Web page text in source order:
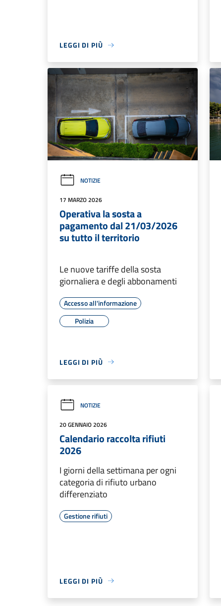
LEGGI DI PIÙ
NOTIZIE
17 MARZO 2026
Operativa la sosta a
pagamento dal 21/03/2026
su tutto il territorio
Le nuove tariffe della sosta
giornaliera e degli abbonamenti
Accesso all'informazione
Polizia
LEGGI DI PIÙ
NOTIZIE
20 GENNAIO 2026
Calendario raccolta rifiuti
2026
I giorni della settimana per ogni
categoria di rifiuto urbano
differenziato
Gestione rifiuti
LEGGI DI PIÙ